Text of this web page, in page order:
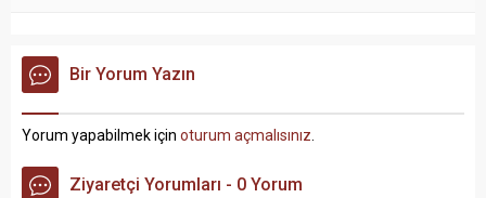
Bir Yorum Yazın
Yorum yapabilmek için oturum açmalısınız
Ziyaretçi Yorumları - 0 Yorum